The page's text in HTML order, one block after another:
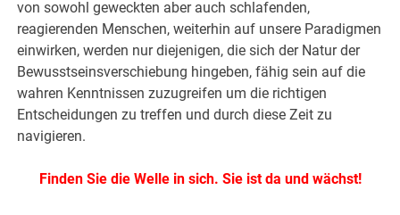
von sowohl geweckten aber auch schlafenden,
reagierenden Menschen, weiterhin auf unsere Paradigmen
einwirken, werden nur diejenigen, die sich der Natur der
Bewusstseinsverschiebung hingeben, fähig sein auf die
wahren Kenntnissen zuzugreifen um die richtigen
Entscheidungen zu treffen und durch diese Zeit zu
navigieren.
Finden Sie die Welle in sich. Sie ist da und wächst!